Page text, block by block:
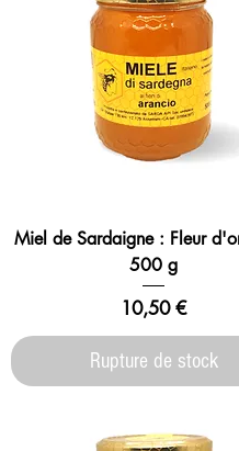
Miel de Sardaigne : Fleur
500 g
Prix
10,50 €
Rupture de stock